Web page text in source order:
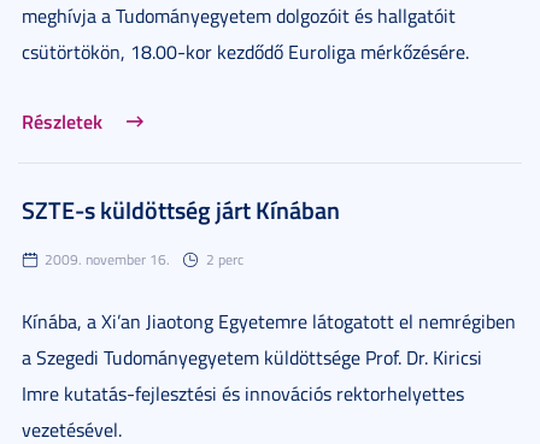
meghívja a Tudományegyetem dolgozóit és hallgatóit
csütörtökön, 18.00-kor kezdődő Euroliga mérkőzésére.
Részletek
SZTE-s küldöttség járt Kínában
2009. november 16. 2 perc
Kínába, a Xi’an Jiaotong Egyetemre látogatott el nemrégiben
a Szegedi Tudományegyetem küldöttsége Prof. Dr. Kiricsi
Imre kutatás-fejlesztési és innovációs rektorhelyettes
vezetésével.